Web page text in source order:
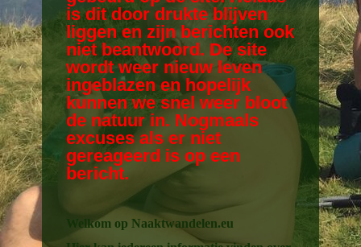
is dit door drukte blijven
liggen en zijn berichten ook
niet beantwoord. De site
wordt weer nieuw leven
ingeblazen en hopelijk
kunnen we snel weer bloot
de natuur in. Nogmaals
excuses als er niet
gereageerd is op een
bericht.
Welkom op Naaktwandelen.eu